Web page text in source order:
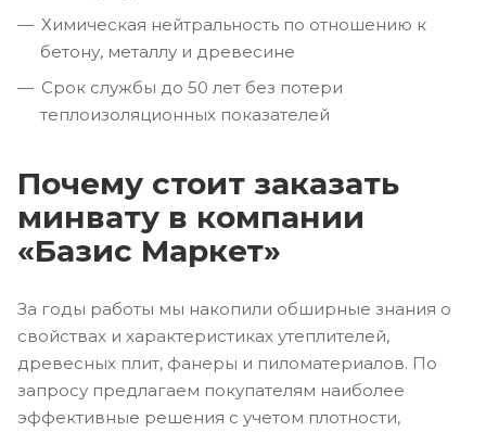
Химическая нейтральность по отношению к
бетону, металлу и древесине
Срок службы до 50 лет без потери
теплоизоляционных показателей
Почему стоит заказать
минвату в компании
«Базис Маркет»
За годы работы мы накопили обширные знания о
свойствах и характеристиках утеплителей,
древесных плит, фанеры и пиломатериалов. По
запросу предлагаем покупателям наиболее
эффективные решения с учетом плотности,